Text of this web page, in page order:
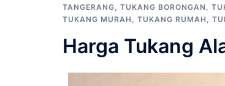
TANGERANG, TUKANG BORONGAN ,
TUKANG MURAH , TUKANG RUMAH ,
Harga Tukang